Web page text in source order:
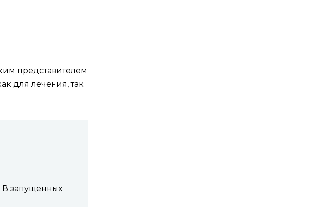
представителем
для лечения, так
В запущенных